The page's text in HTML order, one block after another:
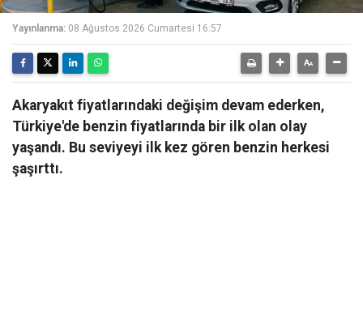
Yayınlanma: 08 Ağustos 2026 Cumartesi 16:57
Akaryakıt fiyatlarındaki değişim devam ederken,
Türkiye'de benzin fiyatlarında bir ilk olan olay
yaşandı. Bu seviyeyi ilk kez gören benzin herkesi
şaşırttı.